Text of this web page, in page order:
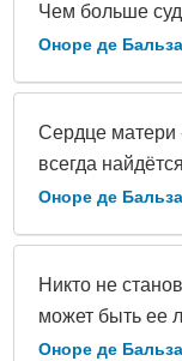
Чем больше
Оноре де
Сердце матери
всегда
Оноре де
Никто не
может быть ее
Оноре де